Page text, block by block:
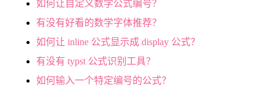
如何让自定义数学公式编号？
有没有好看的数学字体推荐？
如何让 inline 公式显示成 display 公式？
有没有 typst 公式识别工具？
如何输入一个特定编号的公式？